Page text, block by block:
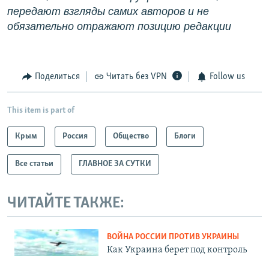
передают взгляды самих авторов и не
обязательно отражают позицию редакции
Поделиться Читать без VPN Follow us
This item is part of
Крым Россия Общество Блоги
Все статьи ГЛАВНОЕ ЗА СУТКИ
ЧИТАЙТЕ ТАКЖЕ:
ВОЙНА РОССИИ ПРОТИВ УКРАИНЫ
Как Украина берет под контроль